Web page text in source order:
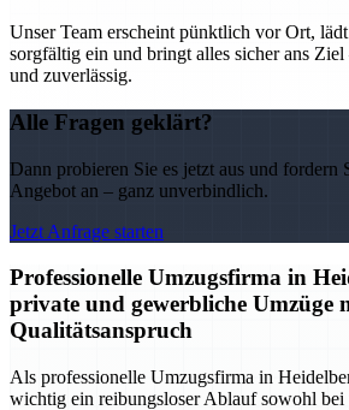
Unser Team erscheint pünktlich vor Ort,
sorgfältig ein und bringt alles sicher ans
und zuverlässig.
Alle Fragen geklärt?
Dann probieren Sie es jetzt aus und fordern
Angebot an – ganz unverbindlich.
Jetzt Anfrage starten
Professionelle Umzugsfirma in
private und gewerbliche Umzüge
Qualitätsanspruch
Als professionelle Umzugsfirma in
wichtig ein reibungsloser Ablauf sowohl bei